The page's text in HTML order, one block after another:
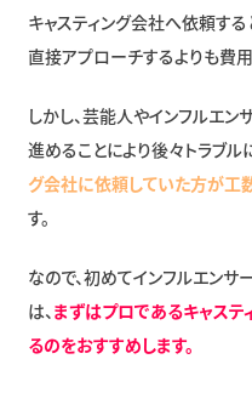
キャスティング会社へ依頼す
直接アプローチするよりも費用
しかし、芸能人やインフルエ
進めることにより後々トラブル
グ会社に依頼していた方が工
す。
なので、初めてインフルエン
は、 まずはプロであるキャス
るのをおすすめします。